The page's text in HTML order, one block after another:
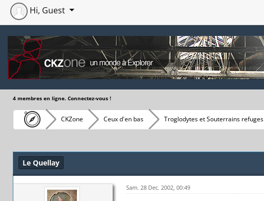
Hi, Guest
4 membres en ligne. Connectez-vous !
CKZone Ceux d'en bas Troglodytes et Souterrains refuges
Le Quellay
Sam. 28 Dec. 2002, 00:49